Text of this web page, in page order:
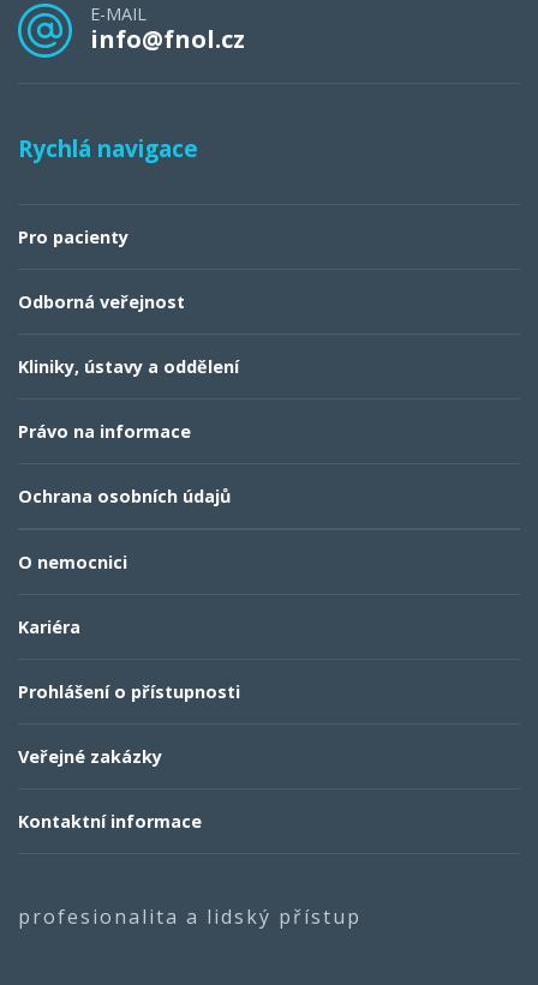
E-MAIL
info@fnol.cz
Rychlá navigace
Pro pacienty
Odborná veřejnost
Kliniky, ústavy a oddělení
Právo na informace
Ochrana osobních údajů
O nemocnici
Kariéra
Prohlášení o přístupnosti
Veřejné zakázky
Kontaktní informace
profesionalita a lidský přístup